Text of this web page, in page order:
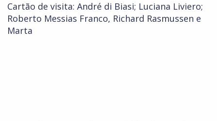
Cartão de visita: André di Biasi; Luciana Liviero;
Roberto Messias Franco, Richard Rasmussen e
Marta